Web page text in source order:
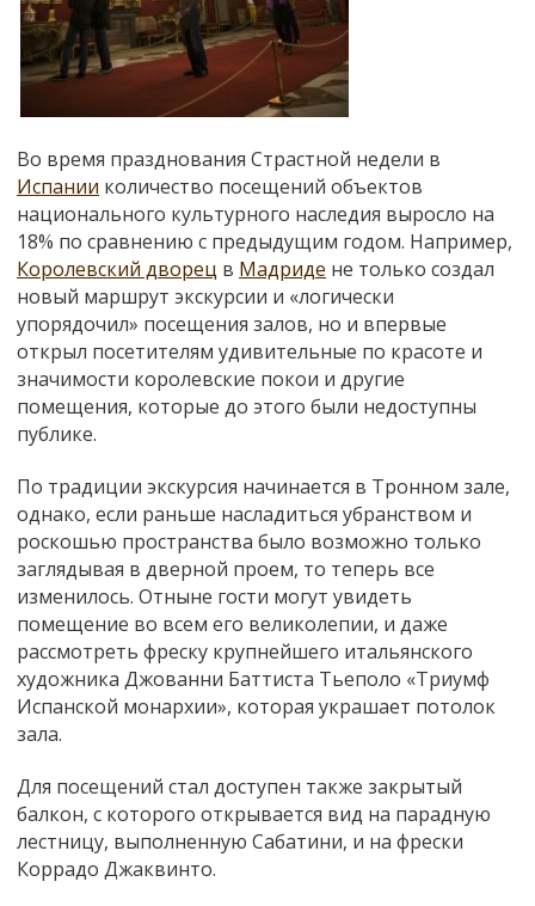
Во время празднования Страстной недели в
Испании количество посещений объектов
национального культурного наследия выросло на
18% по сравнению с предыдущим годом. Например,
Королевский дворец в Мадриде не только создал
новый маршрут экскурсии и «логически
упорядочил» посещения залов, но и впервые
открыл посетителям удивительные по красоте и
значимости королевские покои и другие
помещения, которые до этого были недоступны
публике.
По традиции экскурсия начинается в Тронном зале,
однако, если раньше насладиться убранством и
роскошью пространства было возможно только
заглядывая в дверной проем, то теперь все
изменилось. Отныне гости могут увидеть
помещение во всем его великолепии, и даже
рассмотреть фреску крупнейшего итальянского
художника Джованни Баттиста Тьеполо «Триумф
Испанской монархии», которая украшает потолок
зала.
Для посещений стал доступен также закрытый
балкон, с которого открывается вид на парадную
лестницу, выполненную Сабатини, и на фрески
Коррадо Джаквинто.